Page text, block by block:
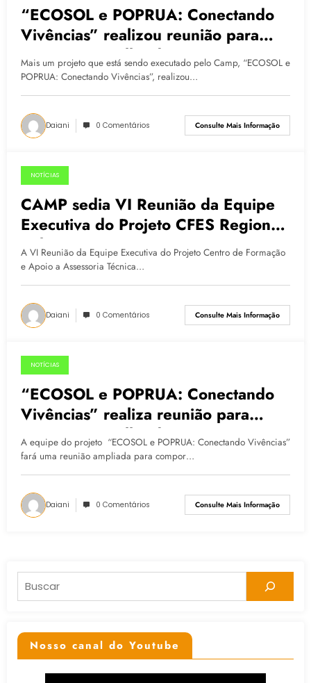
“ECOSOL e POPRUA: Conectando
Vivências” realizou reunião para
compor Conselho de
Acompanhamento de suas Ações
Mais um projeto que está sendo executado pelo Camp, “ECOSOL e
POPRUA: Conectando Vivências”, realizou…
Daiani 0 Comentários Consulte Mais Informação
07.05.2015
NOTÍCIAS
CAMP sedia VI Reunião da Equipe
Executiva do Projeto CFES Regional
Sul
A VI Reunião da Equipe Executiva do Projeto Centro de Formação
e Apoio a Assessoria Técnica…
Daiani 0 Comentários Consulte Mais Informação
05.05.2015
NOTÍCIAS
“ECOSOL e POPRUA: Conectando
Vivências” realiza reunião para
compor Conselho de
Acompanhamento de suas Ações
A equipe do projeto “ECOSOL e POPRUA: Conectando Vivências”
fará uma reunião ampliada para compor…
Daiani 0 Comentários Consulte Mais Informação
Pesquisar
Nosso canal do Youtube